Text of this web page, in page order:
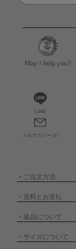
May I help you?
LINE
メルマガジーヌ!
・ ご注文方法
・ 送料とお支払
・ 返品について
・ サイズについて